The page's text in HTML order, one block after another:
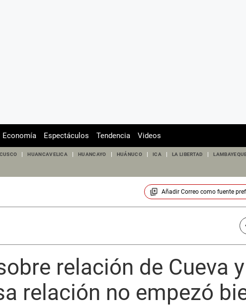
Economía Espectáculos Tendencia Videos
CUSCO HUANCAVELICA HUANCAYO HUÁNUCO ICA LA LIBERTAD
Añadir Correocomo fuente
relación de Cueva y
relación no empezó